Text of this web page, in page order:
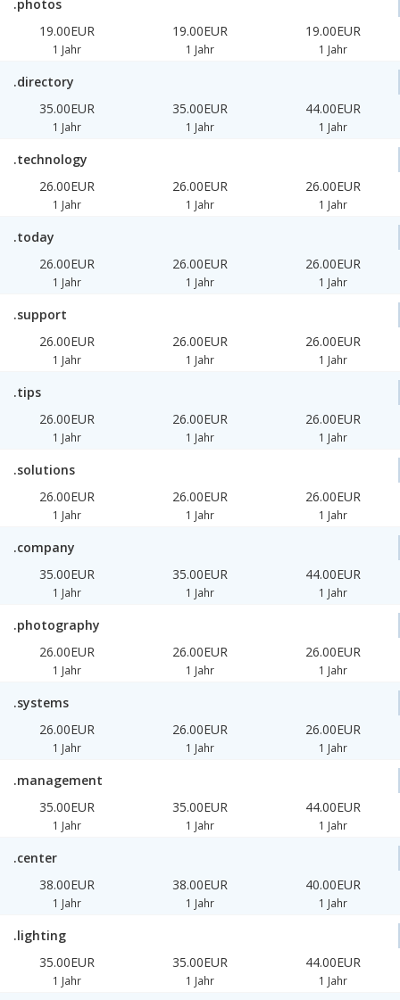
.photos
19.00EUR
1 Jahr
19.00EUR
1 Jahr
19.00EUR
1 Jahr
.directory
35.00EUR
1 Jahr
35.00EUR
1 Jahr
44.00EUR
1 Jahr
.technology
26.00EUR
1 Jahr
26.00EUR
1 Jahr
26.00EUR
1 Jahr
.today
26.00EUR
1 Jahr
26.00EUR
1 Jahr
26.00EUR
1 Jahr
.support
26.00EUR
1 Jahr
26.00EUR
1 Jahr
26.00EUR
1 Jahr
.tips
26.00EUR
1 Jahr
26.00EUR
1 Jahr
26.00EUR
1 Jahr
.solutions
26.00EUR
1 Jahr
26.00EUR
1 Jahr
26.00EUR
1 Jahr
.company
35.00EUR
1 Jahr
35.00EUR
1 Jahr
44.00EUR
1 Jahr
.photography
26.00EUR
1 Jahr
26.00EUR
1 Jahr
26.00EUR
1 Jahr
.systems
26.00EUR
1 Jahr
26.00EUR
1 Jahr
26.00EUR
1 Jahr
.management
35.00EUR
1 Jahr
35.00EUR
1 Jahr
44.00EUR
1 Jahr
.center
38.00EUR
1 Jahr
38.00EUR
1 Jahr
40.00EUR
1 Jahr
.lighting
35.00EUR
1 Jahr
35.00EUR
1 Jahr
44.00EUR
1 Jahr